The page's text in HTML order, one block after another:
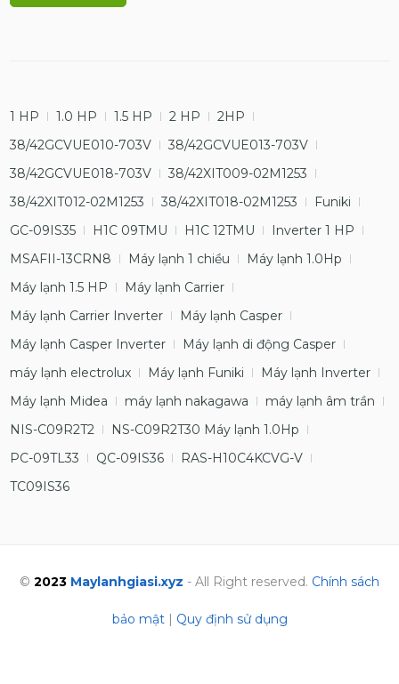
1 HP 1.0 HP 1.5 HP 2 HP
2HP
38/42GCVUE010-703V
38/42GCVUE013-703V
38/42GCVUE018-703V
38/42XIT009-02M1253
38/42XIT012-02M1253
38/42XIT018-02M1253
Funiki
GC-09IS35
H1C 09TMU H1C 12TMU
Inverter 1 HP
MSAFII-13CRN8
Máy lạnh 1 chiều
Máy lạnh 1.0Hp
Máy lạnh 1.5 HP
Máy lạnh Carrier
Máy lạnh Carrier Inverter
Máy lạnh Casper
Máy lạnh Casper Inverter
Máy lạnh di động Casper
máy lạnh electrolux
Máy lạnh Funiki
Máy lạnh Inverter
Máy lạnh Midea
máy lạnh nakagawa
máy lạnh âm trần
NIS-C09R2T2
NS-C09R2T30 Máy lạnh 1.0Hp
PC-09TL33
QC-09IS36
RAS-H10C4KCVG-V
TC09IS36
© 2023 Maylanhgiasi.xyz - All Right reserved. Chính sách
bảo mật| Quy định sử dụng